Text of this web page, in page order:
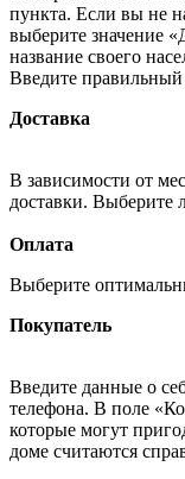
пункта. Если вы не
выберите значение
название своего
Введите правильный
Доставка
В зависимости от
доставки. Выберите
Оплата
Выберите
Покупатель
Введите данные о
телефона. В поле
которые могут
доме считаются